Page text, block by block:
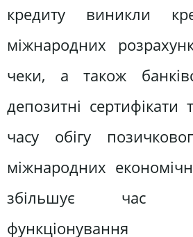
кредиту виникли
міжнародних
чеки, а також
депозитні сертифікати
часу обігу
міжнародних
збільшує час